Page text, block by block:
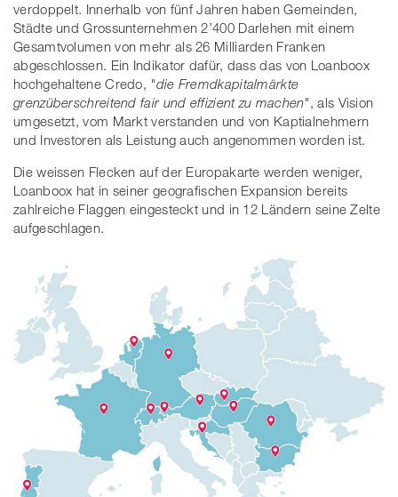
verdoppelt. Innerhalb von fünf Jahren haben Gemeinden,
Städte und Grossunternehmen 2’400 Darlehen mit einem
Gesamtvolumen von mehr als 26 Milliarden Franken
abgeschlossen. Ein Indikator dafür, dass das von Loanboox
hochgehaltene Credo, "die Fremdkapitalmärkte
grenzüberschreitend fair und effizient zu machen", als Vision
umgesetzt, vom Markt verstanden und von Kaptialnehmern
und Investoren als Leistung auch angenommen worden ist.
Die weissen Flecken auf der Europakarte werden weniger,
Loanboox hat in seiner geografischen Expansion bereits
zahlreiche Flaggen eingesteckt und in 12 Ländern seine Zelte
aufgeschlagen.